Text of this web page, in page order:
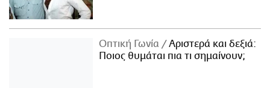
Οπτική Γωνία
Αριστερά και δεξιά:
Ποιος θυμάται πια τι σημαίνουν;